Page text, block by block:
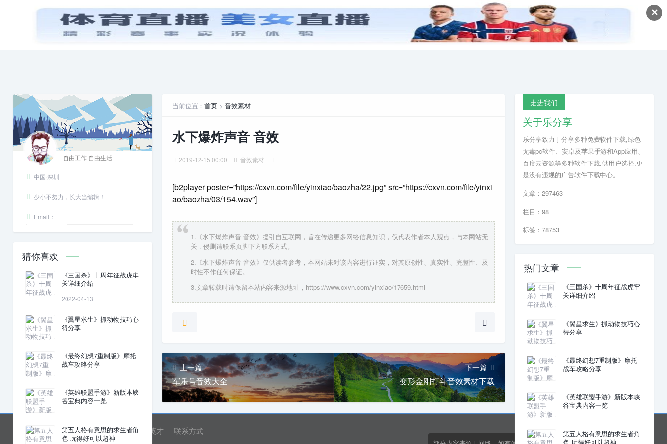
✕
首页 PPT模板 娱乐八卦 安卓游戏 游戏攻略 电脑游戏
当前位置： 首页> 音效素材
水下爆炸声音 音效
2019-12-15 00:00 音效素材
[b2player poster=”https://cxvn.com/file/yinxiao/baozha/22.jpg” src=”https://cxvn.com/file/yinxi
ao/baozha/03/154.wav”]
1.《水下爆炸声音 音效》援引自互联网，旨在传递更多网络信息知识，仅代表作者本人观点，与本网站无
关，侵删请联系页脚下方联系方式。
2.《水下爆炸声音 音效》仅供读者参考，本网站未对该内容进行证实，对其原创性、真实性、完整性、及
时性不作任何保证。
3.文章转载时请保留本站内容来源地址，https://www.cxvn.com/yinxiao/17659.html
上一篇
军乐号音效大全
下一篇
变形金刚打斗音效素材下载
自由工作 自由生活
中国·深圳
少小不努力，长大当编辑！
Email：
猜你喜欢
《三国杀》十周年征战虎牢
关详细介绍
2022-04-13
《翼星求生》抓动物技巧心
得分享
《最终幻想7重制版》摩托
战车攻略分享
《英雄联盟手游》新版本峡
谷宝典内容一览
第五人格有意思的求生者角
色 玩得好可以超神
走进我们
关于乐分享
乐分享致力于分享多种免费软件下载,绿色
无毒pc软件、安卓及苹果手游和App应用、
百度云资源等多种软件下载,供用户选择,更
是没有违规的广告软件下载中心。
文章：297463
栏目：98
标签：78753
热门文章
《三国杀》十周年征战虎牢
关详细介绍
《翼星求生》抓动物技巧心
得分享
《最终幻想7重制版》摩托
战车攻略分享
《英雄联盟手游》新版本峡
谷宝典内容一览
第五人格有意思的求生者角
色 玩得好可以超神
网站首页 关于我们 诚聘英才 联系方式